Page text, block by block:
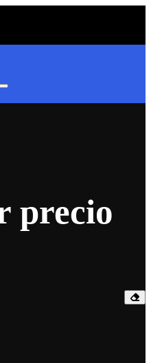
precio